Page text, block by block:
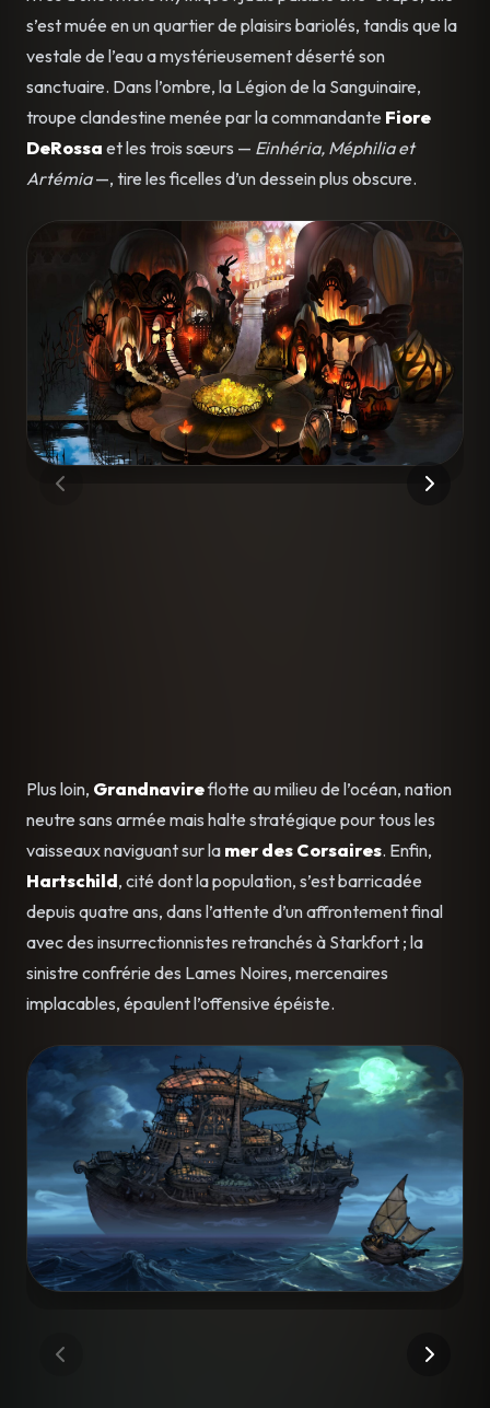
s’est muée en un quartier de plaisirs bariolés, tandis que la
vestale de l’eau a mystérieusement déserté son
sanctuaire. Dans l’ombre, la Légion de la Sanguinaire,
troupe clandestine menée par la commandante Fiore
DeRossa et les trois sœurs — Einhéria, Méphilia et
Artémia—, tire les ficelles d’un dessein plus obscure.
Plus loin, Grandnavireflotte au milieu de l’océan, nation
neutre sans armée mais halte stratégique pour tous les
vaisseaux naviguant sur la mer des Corsaires. Enfin,
Hartschild, cité dont la population, s’est barricadée
depuis quatre ans, dans l’attente d’un affrontement final
avec des insurrectionnistes retranchés à Starkfort ; la
sinistre confrérie des Lames Noires, mercenaires
implacables, épaulent l’offensive épéiste.